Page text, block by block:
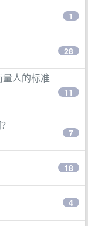
1
28
人的标准
11
7
18
4